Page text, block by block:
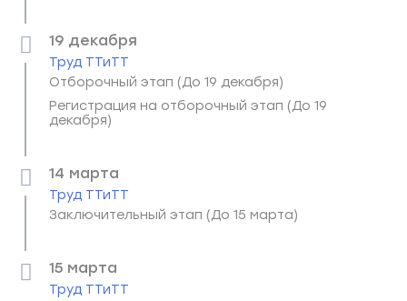
19 декабря
Труд ТТиТТ
Отборочный этап (До 19 декабря)
Регистрация на отборочный этап (До 19
декабря)
14 марта
Труд ТТиТТ
Заключительный этап (До 15 марта)
15 марта
Труд ТТиТТ